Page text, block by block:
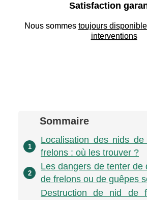
Satisfaction
Nous sommes toujours
interventions
Sommaire
1
Localisation des nids
frelons : où les trouver ?
2
Les dangers de tenter de
de frelons ou de guêpes
Destruction de nid de